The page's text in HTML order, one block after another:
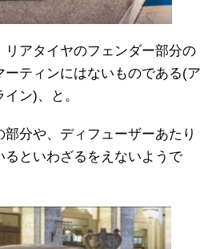
リアタイヤのフェンダー部分の
ティンにはないものである(ア
ン)、と。
分や、ディフューザーあたり
るといわざるをえないようで